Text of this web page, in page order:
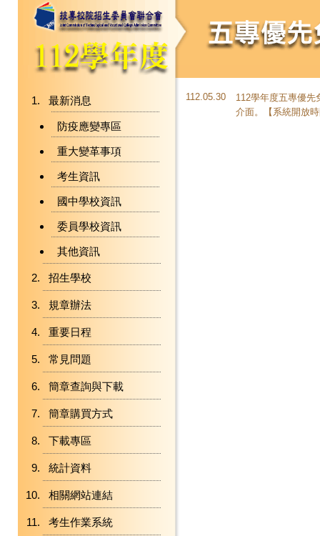
最新消息
防疫應變專區
重大變革事項
考生資訊
國中學校資訊
委員學校資訊
其他資訊
招生學校
規章辦法
重要日程
常見問題
簡章查詢與下載
簡章購買方式
下載專區
統計資料
相關網站連結
考生作業系統
112.05.30
112學年度五專優先
介面。【系統開放